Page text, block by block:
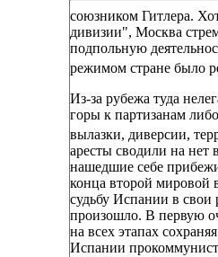
союзником Гитлера.
дивизии", Москва
подпольную
режимом стране было
Из-за рубежа туда
горы к партизанам
вылазки, диверсии,
аресты сводили на
нашедшие себе
конца второй мировой
судьбу Испании в свои
произошло. В первую
на всех этапах
Испании